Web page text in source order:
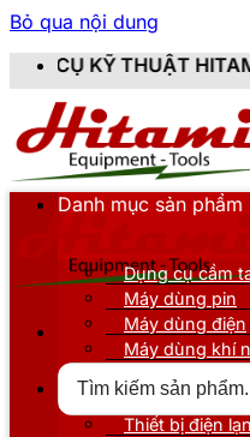
Bỏ qua nội dung
- CUNG CẤP
Danh mục sản phẩm
Dụng cụ cầm
Máy dùng pin
Máy dùng điện
Máy dùng khí
Thiết bị nâng
Thiết bị điện